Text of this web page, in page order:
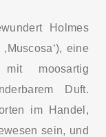
Holmes
‚Muscosa‘), eine
moosartig
Duft.
im Handel,
sein, und